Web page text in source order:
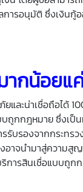
ารอนุมัติ ซึ่งเงินกู้
ากน้อยแ
ละน่าเชื่อถือได้
ถูกกฎหมาย ซึ่งเป็
รับรองจากกระท
อาจนำมาสู่ความ
ริการสินเชื่อแบบ